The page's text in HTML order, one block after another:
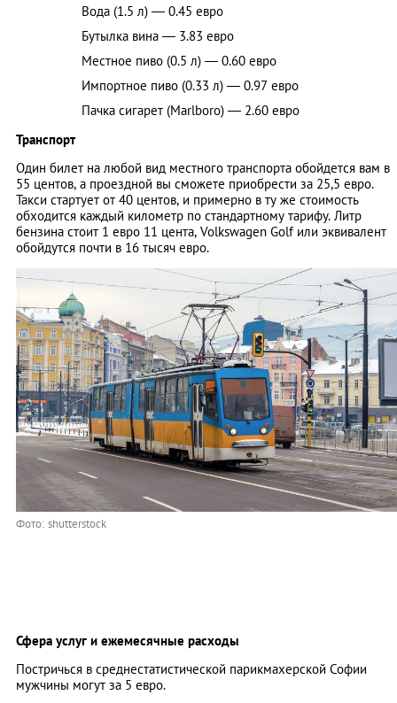
Вода (1.5 л) — 0.45 евро
Бутылка вина — 3.83 евро
Местное пиво (0.5 л) — 0.60 евро
Импортное пиво (0.33 л) — 0.97 евро
Пачка сигарет (Marlboro) — 2.60 евро
Транспорт
Один билет на любой вид местного транспорта обойдется вам в
55 центов, а проездной вы сможете приобрести за 25,5 евро.
Такси стартует от 40 центов, и примерно в ту же стоимость
обходится каждый километр по стандартному тарифу. Литр
бензина стоит 1 евро 11 цента, Volkswagen Golf или эквивалент
обойдутся почти в 16 тысяч евро.
Фото: shutterstock
Сфера услуг и ежемесячные расходы
Постричься в среднестатистической парикмахерской Софии
мужчины могут за 5 евро.